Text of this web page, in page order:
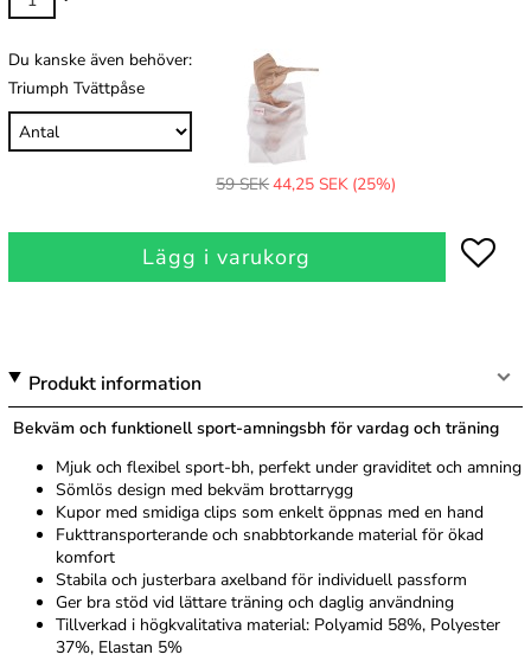
Du kanske även behöver:
Triumph Tvättpåse
59 SEK44,25 SEK (25%)
Lägg i varukorg
Produkt information
Bekväm och funktionell sport-amningsbh för vardag och träning
Mjuk och flexibel sport-bh, perfekt under graviditet och amning
Sömlös design med bekväm brottarrygg
Kupor med smidiga clips som enkelt öppnas med en hand
Fukttransporterande och snabbtorkande material för ökad
komfort
Stabila och justerbara axelband för individuell passform
Ger bra stöd vid lättare träning och daglig användning
Tillverkad i högkvalitativa material: Polyamid 58%, Polyester
37%, Elastan 5%